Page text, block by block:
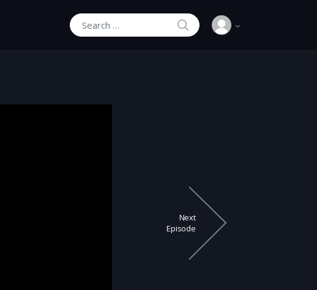
Search for:
SEARCH
Next
Episode